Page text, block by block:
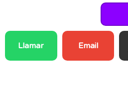
Llamar Email